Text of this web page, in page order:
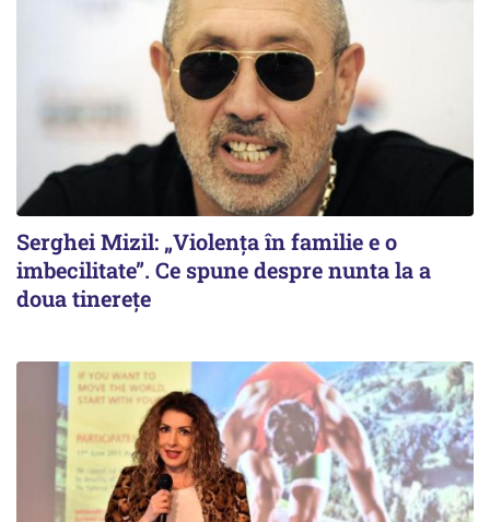
Serghei Mizil: „Violența în familie e o
imbecilitate”. Ce spune despre nunta la a
doua tinerețe